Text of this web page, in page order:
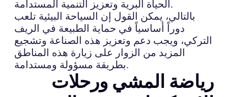
الحياة البرية وتعزيز التنمية المستدامة.
بالتالي، يمكن القول إن السياحة البيئية تلعب
دوراً أساسياً في حماية الطبيعة في الريف
التركي، ويجب دعم وتعزيز هذه الصناعة وتشجيع
المزيد من الزوار على زيارة هذه المناطق
بطريقة مسؤولة ومستدامة.
رياضة المشي ورحلات